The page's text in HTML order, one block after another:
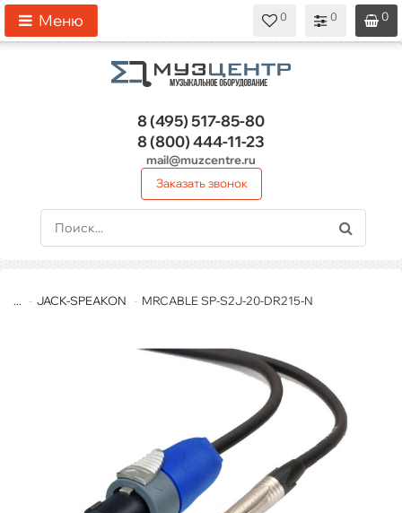
0
0
0
Меню
8 (495)517-85-80
8 (800)444-11-23
mail@muzcentre.ru
Заказать звонок
... JACK-SPEAKON MRCABLE SP-S2J-20-DR215-N